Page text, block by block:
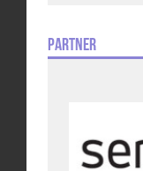
Partner